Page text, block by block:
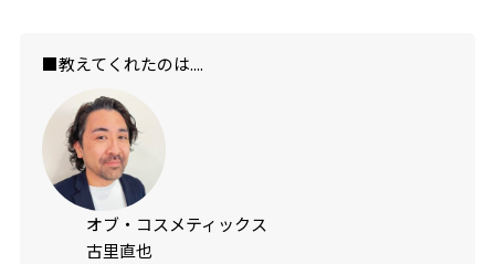
■教えてくれたのは....
オブ・コスメティックス
古里直也